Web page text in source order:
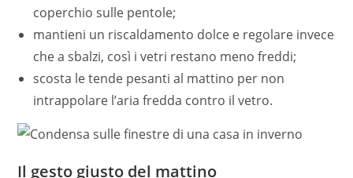
coperchio sulle pentole;
mantieni un riscaldamento dolce e regolare invece
che a sbalzi, così i vetri restano meno freddi;
scosta le tende pesanti al mattino per non
intrappolare l’aria fredda contro il vetro.
Il gesto giusto del mattino